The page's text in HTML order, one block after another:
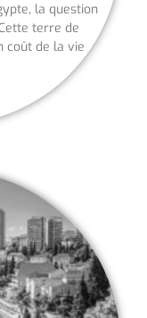
la question
terre de
coût de la vie